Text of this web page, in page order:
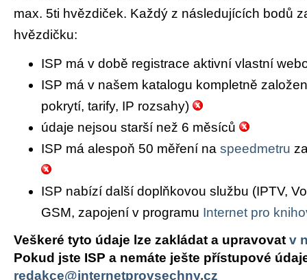
max. 5ti hvězdiček. Každý z následujících bodů
hvězdičku:
ISP má v době registrace aktivní vlastní
ISP má v našem katalogu kompletně
pokrytí, tarify, IP rozsahy)
údaje nejsou starší než 6 měsíců
ISP má alespoň 50 měření na speedmetru
ISP nabízí další doplňkovou službu (IPTV,
GSM, zapojení v programu Internet pro
Veškeré tyto údaje lze zakládat a upravovat v
Pokud jste ISP a nemáte ješte přístupové
redakce@internetprovsechny.cz